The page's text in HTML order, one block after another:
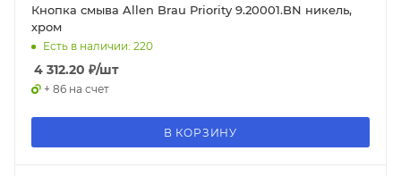
Кнопка смыва Allen Brau Priority 9.20001.BN никель,
хром
Есть в наличии: 220
4 312.20 ₽/шт
+ 86 на счет
В КОРЗИНУ